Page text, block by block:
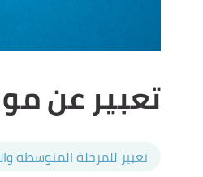
تعبير عن
تعبير للمرحلة المتوسطة